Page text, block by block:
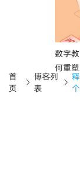
数字
何重
首
页
博客列
表